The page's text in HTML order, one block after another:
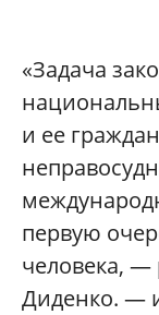
«Задача
и ее
первую
человека, —
Диденко. —